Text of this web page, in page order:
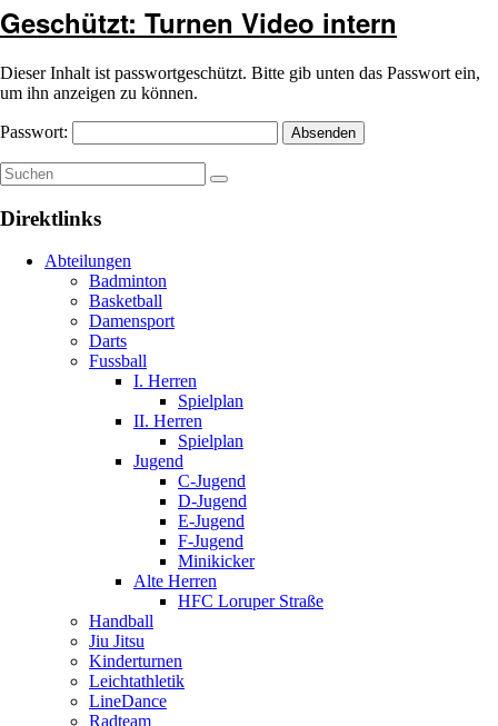
Geschützt: Turnen Video intern
Dieser Inhalt ist passwortgeschützt. Bitte gib unten das Passwort ein,
um ihn anzeigen zu können.
Passwort:
Direktlinks
Abteilungen
Badminton
Basketball
Damensport
Darts
Fussball
I. Herren
Spielplan
II. Herren
Spielplan
Jugend
C-Jugend
D-Jugend
E-Jugend
F-Jugend
Minikicker
Alte Herren
HFC Loruper Straße
Handball
Jiu Jitsu
Kinderturnen
Leichtathletik
LineDance
Radteam